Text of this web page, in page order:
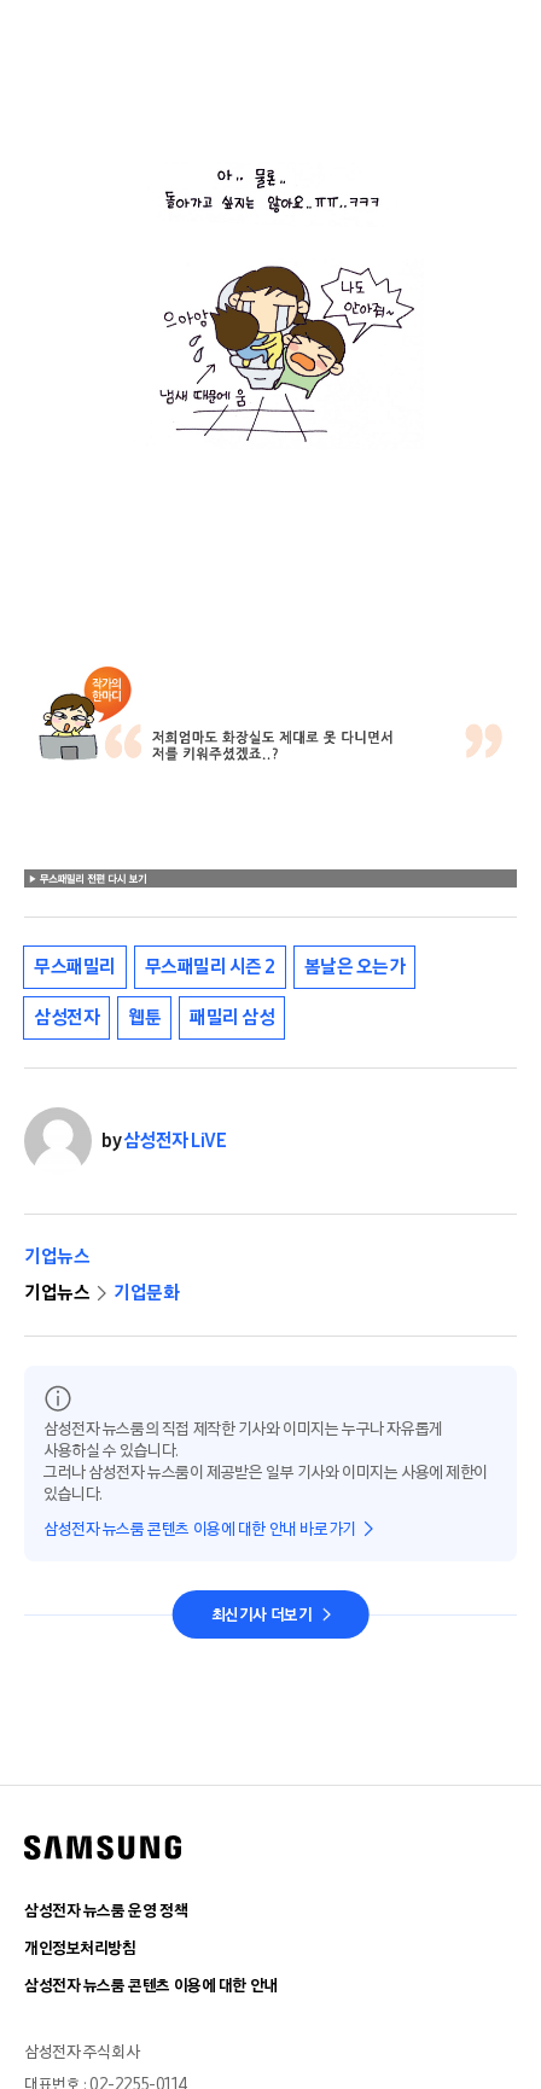
무스패밀리 무스패밀리 시즌 2 봄날은 오는가
삼성전자 웹툰 패밀리 삼성
by삼성전자 LiVE
기업뉴스
기업뉴스
기업문화
삼성전자 뉴스룸의 직접 제작한 기사와 이미지는 누구나 자유롭게
사용하실 수 있습니다.
그러나 삼성전자 뉴스룸이 제공받은 일부 기사와 이미지는 사용에 제한이
있습니다.
삼성전자 뉴스룸 콘텐츠 이용에 대한 안내 바로가기
최신기사 더보기
삼성전자 뉴스룸 운영 정책
개인정보처리방침
삼성전자 뉴스룸 콘텐츠 이용에 대한 안내
삼성전자 주식회사
대표번호 : 02-2255-0114